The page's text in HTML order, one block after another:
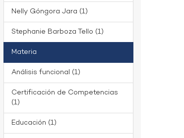
Nelly Góngora Jara (1)
Stephanie Barboza Tello (1)
Materia
Análisis funcional (1)
Certificación de Competencias
(1)
Educación (1)